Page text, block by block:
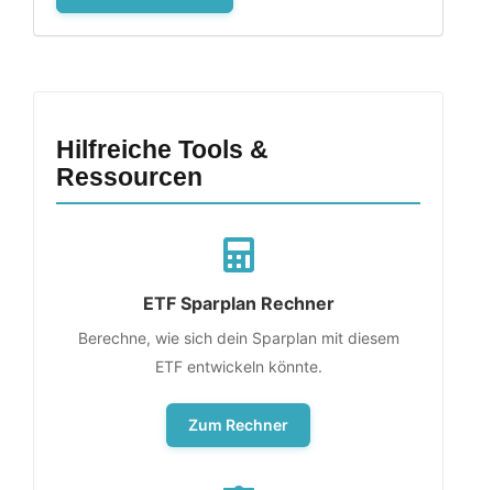
Hilfreiche Tools &
Ressourcen
ETF Sparplan Rechner
Berechne, wie sich dein Sparplan mit diesem
ETF entwickeln könnte.
Zum Rechner